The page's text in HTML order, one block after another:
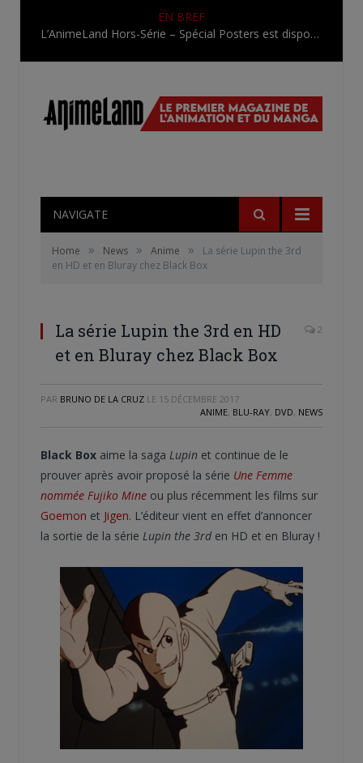
EN BREF
L’AnimeLand Hors-Série – Spécial Posters est disponible !
NAVIGATE
Home » News » Anime »
La série Lupin the 3rd
en HD et en Bluray chez Black Box
La série Lupin the 3rd en HD
et en Bluray chez Black Box
2
PAR BRUNO DE LA CRUZ LE 15 DÉCEMBRE 2017
ANIME, BLU-RAY, DVD, NEWS
Black Box aime la saga Lupin et continue de le
prouver après avoir proposé la série Une Femme
nommée Fujiko Mine ou plus récemment les films sur
Goemon et Jigen. L’éditeur vient en effet d’annoncer
la sortie de la série Lupin the 3rd en HD et en Bluray !